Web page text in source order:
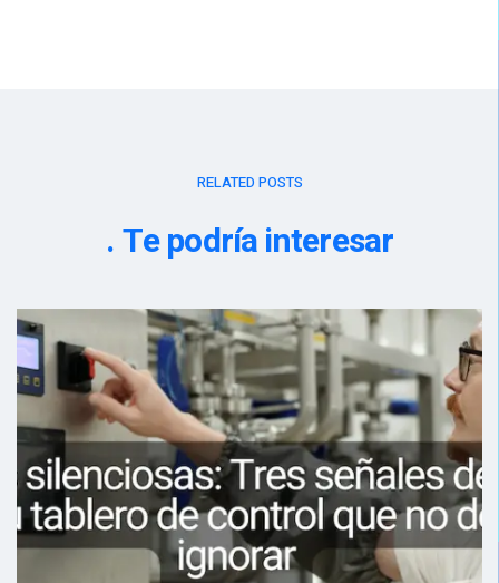
RELATED POSTS
Te podría interesar